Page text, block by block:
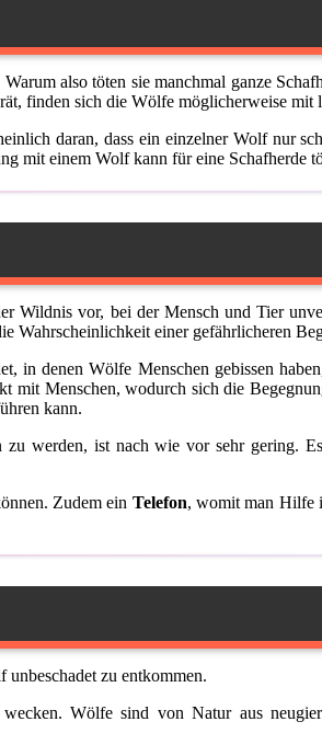
also töten sie manchmal ganze
finden sich die Wölfe möglicherweise mit
daran, dass ein einzelner Wolf nur
mit einem Wolf kann für eine Schafherde
Wildnis vor, bei der Mensch und Tier
Wahrscheinlichkeit einer gefährlicheren
in denen Wölfe Menschen gebissen
mit Menschen, wodurch sich die
kann.
werden, ist nach wie vor sehr gering.
Zudem ein Telefon, womit man Hilfe
zu entkommen.
Wölfe sind von Natur aus